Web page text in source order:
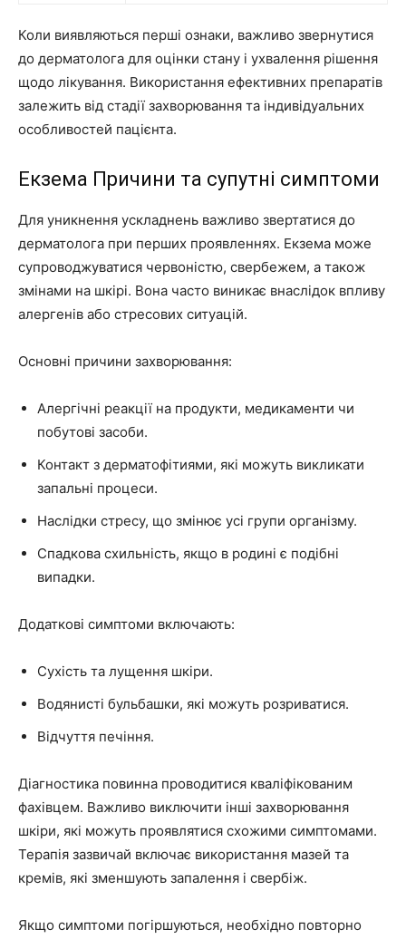
Коли виявляються перші ознаки, важливо звернутися
до дерматолога для оцінки стану і ухвалення рішення
щодо лікування. Використання ефективних препаратів
залежить від стадії захворювання та індивідуальних
особливостей пацієнта.
Екзема Причини та супутні симптоми
Для уникнення ускладнень важливо звертатися до
дерматолога при перших проявленнях. Екзема може
супроводжуватися червоністю, свербежем, а також
змінами на шкірі. Вона часто виникає внаслідок впливу
алергенів або стресових ситуацій.
Основні причини захворювання:
Алергічні реакції на продукти, медикаменти чи
побутові засоби.
Контакт з дерматофітиями, які можуть викликати
запальні процеси.
Наслідки стресу, що змінює усі групи організму.
Спадкова схильність, якщо в родині є подібні
випадки.
Додаткові симптоми включають:
Сухість та лущення шкіри.
Водянисті бульбашки, які можуть розриватися.
Відчуття печіння.
Діагностика повинна проводитися кваліфікованим
фахівцем. Важливо виключити інші захворювання
шкіри, які можуть проявлятися схожими симптомами.
Терапія зазвичай включає використання мазей та
кремів, які зменшують запалення і свербіж.
Якщо симптоми погіршуються, необхідно повторно